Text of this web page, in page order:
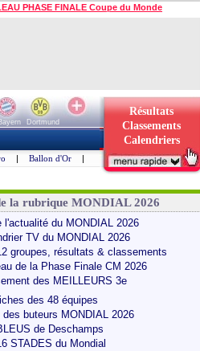
PHASE FINALE Coupe du Monde
Dortmund
Résultats
Classements
Calendriers
| Ballon d'Or |
la rubrique MONDIAL 2026
l'actualité du MONDIAL 2026
TV du MONDIAL 2026
groupes, résultats & classements
de la Phase Finale CM 2026
des MEILLEURS 3e
des 48 équipes
des buteurs MONDIAL 2026
de Deschamps
STADES du Mondial